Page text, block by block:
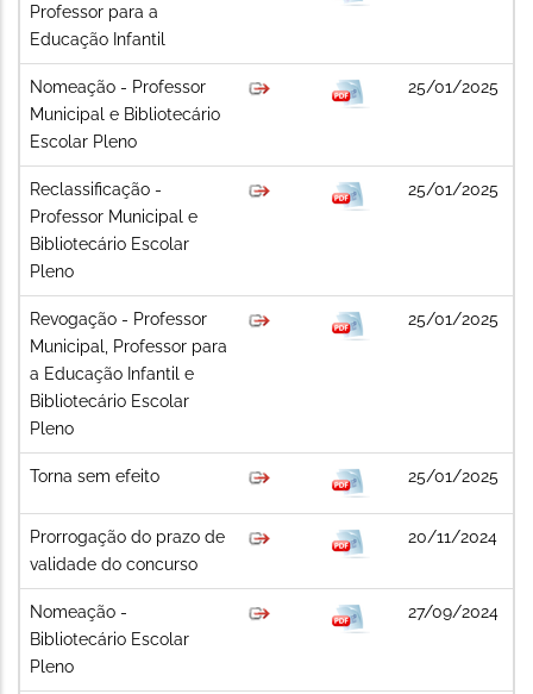
Professor para a
Educação Infantil
Nomeação - Professor
Municipal e Bibliotecário
Escolar Pleno
25/01/2025
Reclassificação -
Professor Municipal e
Bibliotecário Escolar
Pleno
25/01/2025
Revogação - Professor
Municipal, Professor para
a Educação Infantil e
Bibliotecário Escolar
Pleno
25/01/2025
Torna sem efeito 25/01/2025
Prorrogação do prazo de
validade do concurso
20/11/2024
Nomeação -
Bibliotecário Escolar
Pleno
27/09/2024